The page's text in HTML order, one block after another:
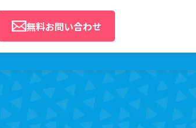
無料お問い合わせ